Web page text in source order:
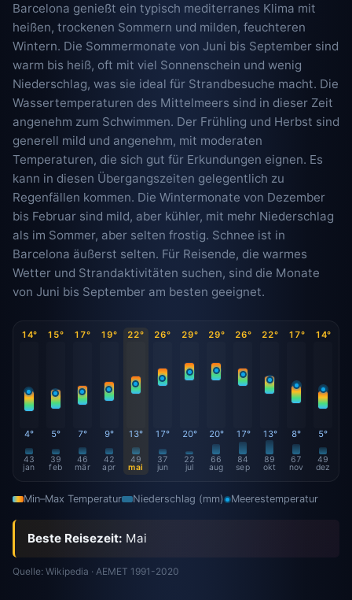
Barcelona genießt ein typisch mediterranes Klima mit
heißen, trockenen Sommern und milden, feuchteren
Wintern. Die Sommermonate von Juni bis September sind
warm bis heiß, oft mit viel Sonnenschein und wenig
Niederschlag, was sie ideal für Strandbesuche macht. Die
Wassertemperaturen des Mittelmeers sind in dieser Zeit
angenehm zum Schwimmen. Der Frühling und Herbst sind
generell mild und angenehm, mit moderaten
Temperaturen, die sich gut für Erkundungen eignen. Es
kann in diesen Übergangszeiten gelegentlich zu
Regenfällen kommen. Die Wintermonate von Dezember
bis Februar sind mild, aber kühler, mit mehr Niederschlag
als im Sommer, aber selten frostig. Schnee ist in
Barcelona äußerst selten. Für Reisende, die warmes
Wetter und Strandaktivitäten suchen, sind die Monate
von Juni bis September am besten geeignet.
14°
4°
43
jan
15°
5°
39
feb
17°
7°
46
mär
19°
9°
42
apr
22°
13°
49
mai
26°
17°
37
jun
29°
20°
22
jul
29°
20°
66
aug
26°
17°
84
sep
22°
13°
89
okt
17°
8°
67
nov
14°
5°
49
dez
Min–Max Temperatur Niederschlag (mm) Meerestemperatur
Beste Reisezeit: Mai
Quelle: Wikipedia · AEMET 1991-2020